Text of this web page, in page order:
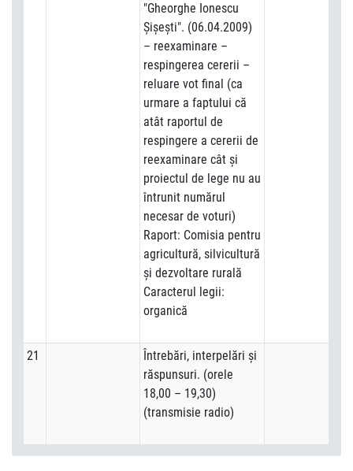
"Gheorghe Ionescu
Şişeşti". (06.04.2009)
– reexaminare –
respingerea cererii –
reluare vot final (ca
urmare a faptului că
atât raportul de
respingere a cererii de
reexaminare cât şi
proiectul de lege nu au
întrunit numărul
necesar de voturi)
Raport: Comisia pentru
agricultură, silvicultură
şi dezvoltare rurală
Caracterul legii:
organică
21
Întrebări, interpelări şi
răspunsuri. (orele
18,00 – 19,30)
(transmisie radio)